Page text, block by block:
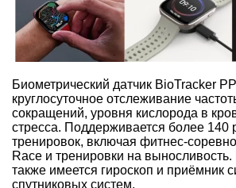
Биометрический датчик BioTracker
круглосуточное отслеживание
сокращений, уровня кислорода в
стресса. Поддерживается более 140
тренировок, включая фитнес-
Race и тренировки на выносливость.
также имеется гироскоп и приёмник
спутниковых систем.